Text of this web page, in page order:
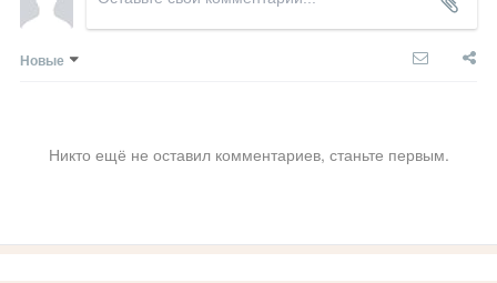
Новые
Никто ещё не оставил комментариев, станьте первым.